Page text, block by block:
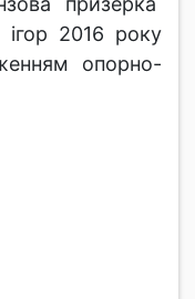
ігор 2016 року
опорно-